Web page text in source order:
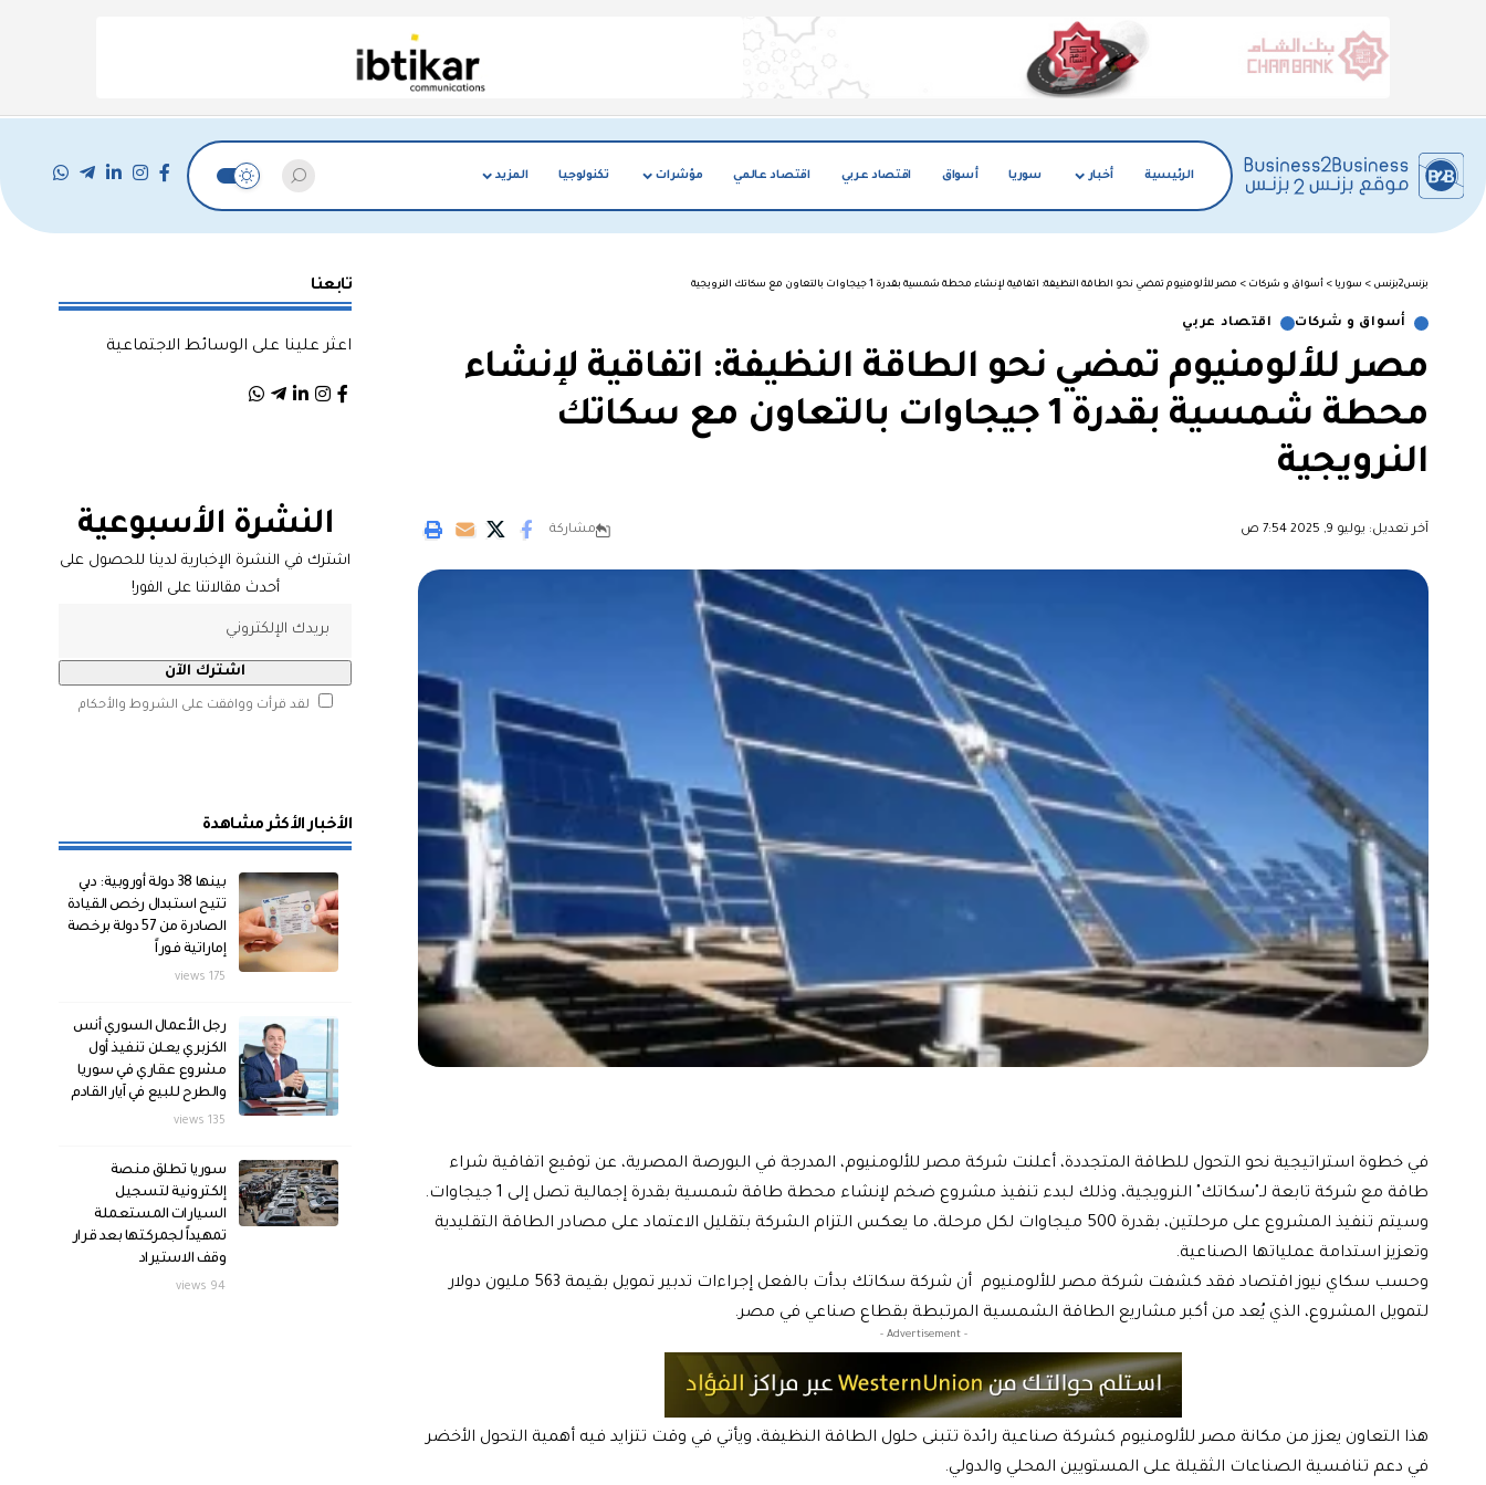
الرئيسية أخبار سوريا أسواق اقتصاد عربي اقتصاد عالمي مؤشرات تكنولوجيا المزيد
بزنس2بزنس > سوريا > أسواق و شركات > مصر للألومنيوم تمضي نحو الطاقة النظيفة: اتفاقية لإنشاء محطة شمسية بقدرة 1 جيجاوات بالتعاون مع سكاتك النرويجية
أسواق و شركات اقتصاد عربي
مصر للألومنيوم تمضي نحو الطاقة النظيفة: اتفاقية لإنشاء
محطة شمسية بقدرة 1 جيجاوات بالتعاون مع سكاتك
النرويجية
آخر تعديل: يوليو 9, 2025 7:54 ص مشاركة
في خطوة استراتيجية نحو التحول للطاقة المتجددة، أعلنت شركة مصر للألومنيوم، المدرجة في البورصة المصرية، عن توقيع اتفاقية شراء
طاقة مع شركة تابعة لـ"سكاتك" النرويجية، وذلك لبدء تنفيذ مشروع ضخم لإنشاء محطة طاقة شمسية بقدرة إجمالية تصل إلى 1 جيجاوات.
وسيتم تنفيذ المشروع على مرحلتين، بقدرة 500 ميجاوات لكل مرحلة، ما يعكس التزام الشركة بتقليل الاعتماد على مصادر الطاقة التقليدية
وتعزيز استدامة عملياتها الصناعية.
وحسب سكاي نيوز اقتصاد فقد كشفت شركة مصر للألومنيوم أن شركة سكاتك بدأت بالفعل إجراءات تدبير تمويل بقيمة 563 مليون دولار
لتمويل المشروع، الذي يُعد من أكبر مشاريع الطاقة الشمسية المرتبطة بقطاع صناعي في مصر.
- Advertisement -
هذا التعاون يعزز من مكانة مصر للألومنيوم كشركة صناعية رائدة تتبنى حلول الطاقة النظيفة، ويأتي في وقت تتزايد فيه أهمية التحول الأخضر
في دعم تنافسية الصناعات الثقيلة على المستويين المحلي والدولي.
تابعنا
اعثر علينا على الوسائط الاجتماعية
النشرة الأسبوعية
اشترك في النشرة الإخبارية لدينا للحصول على
أحدث مقالاتنا على الفور!
لقد قرأت ووافقت على الشروط والأحكام
الأخبار الأكثر مشاهدة
بينها 38 دولة أوروبية: دبي
تتيح استبدال رخص القيادة
الصادرة من 57 دولة برخصة
إماراتية فوراً
175 views
رجل الأعمال السوري أنس
الكزبري يعلن تنفيذ أول
مشروع عقاري في سوريا
والطرح للبيع في آيار القادم
135 views
سوريا تطلق منصة
إلكترونية لتسجيل
السيارات المستعملة
تمهيداً لجمركتها بعد قرار
وقف الاستيراد
94 views